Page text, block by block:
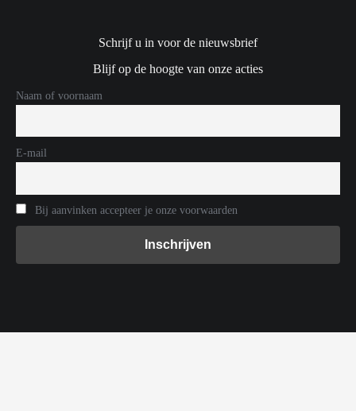
Schrijf u in voor de nieuwsbrief
Blijf op de hoogte van onze acties
Naam of voornaam
E-mail
Bij aanvinken accepteer je onze voorwaarden